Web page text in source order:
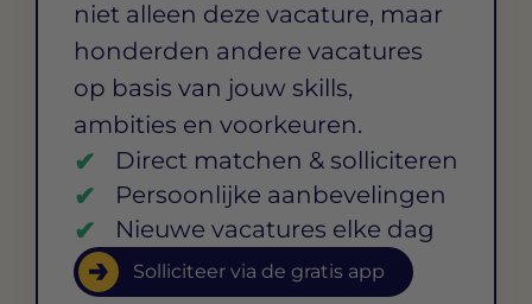
niet alleen deze vacature, maar
honderden andere vacatures
op basis van jouw skills,
ambities en voorkeuren.
Direct matchen & solliciteren
Persoonlijke aanbevelingen
Nieuwe vacatures elke dag
Solliciteer via de gratis app